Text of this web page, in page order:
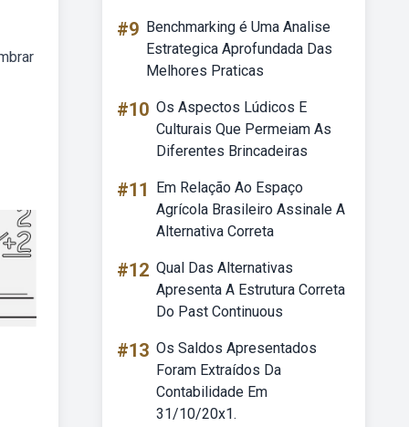
#9 Benchmarking é Uma Analise
Estrategica Aprofundada Das
Melhores Praticas
#10 Os Aspectos Lúdicos E
Culturais Que Permeiam As
Diferentes Brincadeiras
#11
Em Relação Ao Espaço
Agrícola Brasileiro Assinale A
Alternativa Correta
#12 Qual Das Alternativas
Apresenta A Estrutura Correta
Do Past Continuous
#13 Os Saldos Apresentados
Foram Extraídos Da
Contabilidade Em
31/10/20x1.